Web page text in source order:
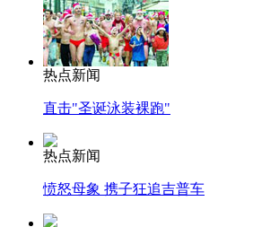
热点新闻
直击"圣诞泳装裸跑"
热点新闻
愤怒母象 携子狂追吉普车